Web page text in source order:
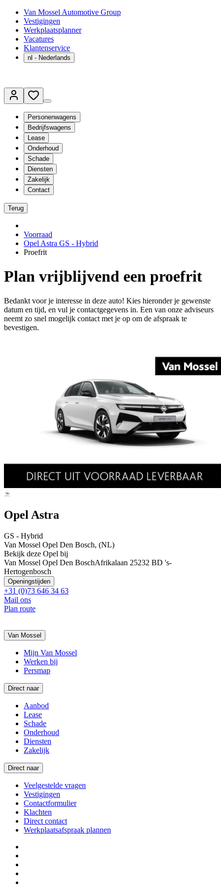
Van Mossel Automotive Group
Vestigingen
Werkplaatsplanner
Vacatures
Klantenservice
nl - Nederlands
Personenwagens
Bedrijfswagens
Lease
Onderhoud
Schade
Diensten
Zakelijk
Contact
Terug
Voorraad
Opel Astra GS - Hybrid
Proefrit
Plan vrijblijvend een proefrit
Bedankt voor je interesse in deze auto! Kies hieronder je gewenste
datum en tijd, en vul je contactgegevens in. Een van onze adviseurs
neemt zo snel mogelijk contact met je op om de afspraak te
bevestigen.
Opel Astra
GS - Hybrid
Van Mossel Opel Den Bosch, (NL)
Bekijk deze Opel bij
Van Mossel Opel Den BoschAfrikalaan 25232 BD 's-
Hertogenbosch
Openingstijden
+31 (0)73 646 34 63
Mail ons
Plan route
Van Mossel
Mijn Van Mossel
Werken bij
Persmap
Direct naar
Aanbod
Lease
Schade
Onderhoud
Diensten
Zakelijk
Direct naar
Veelgestelde vragen
Vestigingen
Contactformulier
Klachten
Direct contact
Werkplaatsafspraak plannen